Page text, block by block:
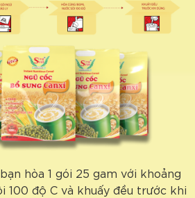
hòa 1 gói 25 gam với khoảng
100 độ C và khuấy đều trước khi